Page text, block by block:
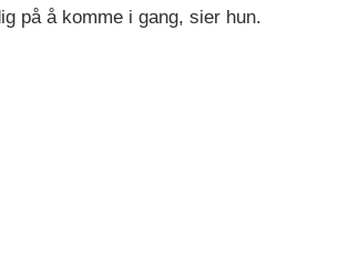
på å komme i gang, sier hun.